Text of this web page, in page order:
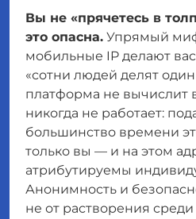
Вы не «прячетесь в
это опасна. Упрямый миф
мобильные IP делают
«сотни людей делят
платформа не вычислит
никогда не работает:
большинство времени
только вы — и на этом
атрибутируемы
Анонимность и
не от растворения